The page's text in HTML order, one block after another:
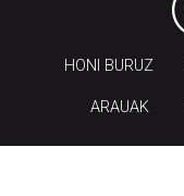
HONI BURUZ
ARAUAK